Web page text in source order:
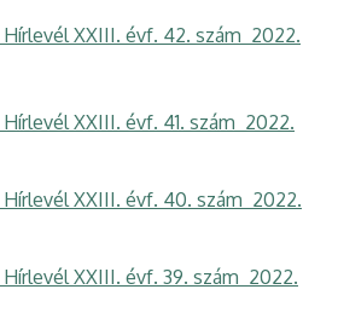
XXIII. évf. 42. szám 2022.
XXIII. évf. 41. szám 2022.
XXIII. évf. 40. szám 2022.
XXIII. évf. 39. szám 2022.